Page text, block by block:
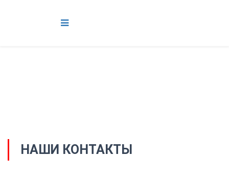
НАШИ КОНТАКТЫ